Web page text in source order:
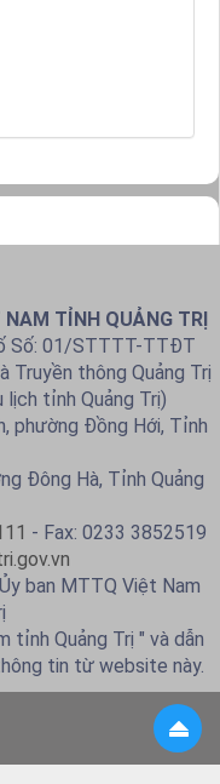
TỈNH QUẢNG TRỊ
Số: 01/STTTT-TTĐT
Truyền thông Quảng Trị
lịch tỉnh Quảng Trị)
phường Đồng Hới, Tỉnh
Đông Hà, Tỉnh Quảng
- Fax: 0233 3852519
ban MTTQ Việt Nam
tỉnh Quảng Trị " và dẫn
tin từ website này.